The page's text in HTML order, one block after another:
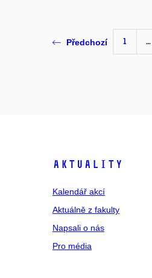
Předchozí 1 …
Aktuality
Kalendář akcí
Aktuálně z fakulty
Napsali o nás
Pro média